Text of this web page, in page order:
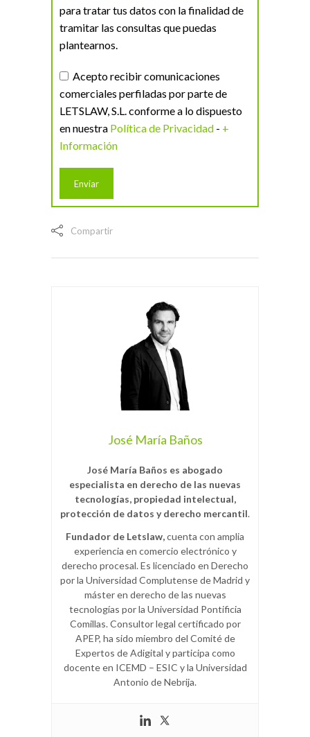
para tratar tus datos con la finalidad de
tramitar las consultas que puedas
plantearnos.
Acepto recibir comunicaciones
comerciales perfiladas por parte de
LETSLAW, S.L. conforme a lo dispuesto
en nuestra Política de Privacidad - +
Información
Compartir
José María Baños
José María Baños es abogado
especialista en derecho de las nuevas
tecnologías, propiedad intelectual,
protección de datos y derecho mercantil.
Fundador de Letslaw,cuenta con amplia
experiencia en comercio electrónico y
derecho procesal. Es licenciado en Derecho
por la Universidad Complutense de Madrid y
máster en derecho de las nuevas
tecnologías por la Universidad Pontificia
Comillas. Consultor legal certificado por
APEP, ha sido miembro del Comité de
Expertos de Adigital y participa como
docente en ICEMD – ESIC y la Universidad
Antonio de Nebrija.